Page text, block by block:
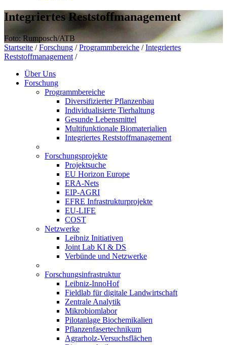
Integriertes Reststoffmanagement
Foto: Rumposch/ATB
Startseite / Forschung / Programmbereiche / Integriertes
Reststoffmanagement /
Über Uns
Forschung
Programmbereiche
Diversifizierter Pflanzenbau
Individualisierte Tierhaltung
Gesunde Lebensmittel
Multifunktionale Biomaterialien
Integriertes Reststoffmanagement
Forschungsprojekte
Projektsuche
EU Horizon Europe
ERA-Nets
EIP-AGRI
EFRE Infrastrukturprojekte
EU-LIFE
COST
Netzwerke
Leibniz Initiativen
Joint Lab KI & DS
Verbünde und Netzwerke
Forschungsinfrastruktur
Leibniz-InnoHof
Fieldlab für digitale Landwirtschaft
Zentrale Analytik
Mikrobiomlabor
Pilotanlage Biochemikalien
Pflanzenfasertechnikum
Agrarholz-Versuchsflächen